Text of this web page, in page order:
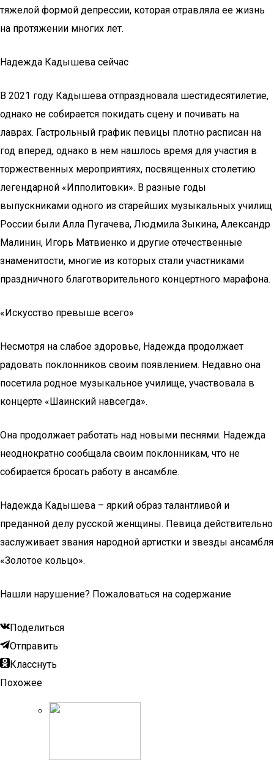
тяжелой формой депрессии, которая отравляла ее жизнь
на протяжении многих лет.
Надежда Кадышева сейчас
В 2021 году Кадышева отпраздновала шестидесятилетие,
однако не собирается покидать сцену и почивать на
лаврах. Гастрольный график певицы плотно расписан на
год вперед, однако в нем нашлось время для участия в
торжественных мероприятиях, посвященных столетию
легендарной «Ипполитовки». В разные годы
выпускниками одного из старейших музыкальных училищ
России были Алла Пугачева, Людмила Зыкина, Александр
Малинин, Игорь Матвиенко и другие отечественные
знаменитости, многие из которых стали участниками
праздничного благотворительного концертного марафона.
«Искусство превыше всего»
Несмотря на слабое здоровье, Надежда продолжает
радовать поклонников своим появлением. Недавно она
посетила родное музыкальное училище, участвовала в
концерте «Шаинский навсегда».
Она продолжает работать над новыми песнями. Надежда
неоднократно сообщала своим поклонникам, что не
собирается бросать работу в ансамбле.
Надежда Кадышева – яркий образ талантливой и
преданной делу русской женщины. Певица действительно
заслуживает звания народной артистки и звезды ансамбля
«Золотое кольцо».
Нашли нарушение? Пожаловаться на содержание
Поделиться
Отправить
Класснуть
Похожее